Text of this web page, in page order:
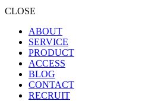
CLOSE
ABOUT
SERVICE
PRODUCT
ACCESS
BLOG
CONTACT
RECRUIT